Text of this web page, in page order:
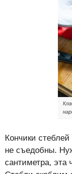
Кончики
не съедобны.
сантиметра, эта